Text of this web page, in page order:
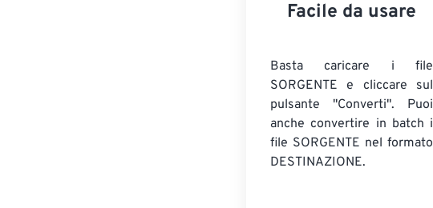
Facile da usare
Basta caricare i file
SORGENTE e cliccare sul
pulsante "Converti". Puoi
anche convertire in batch i
file SORGENTE nel formato
DESTINAZIONE.